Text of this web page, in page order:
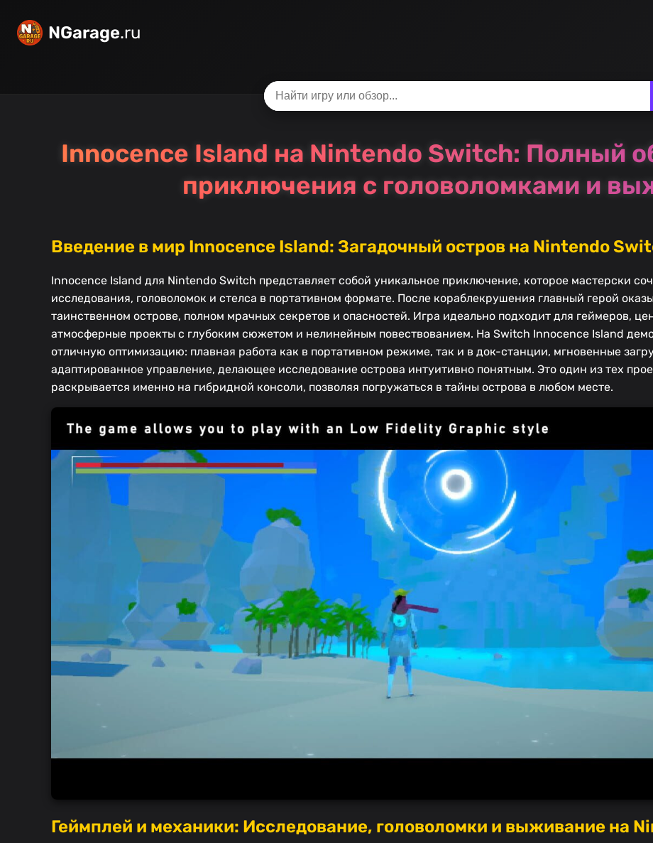
NGarage.ru
Innocence Island на Nintendo Switch: Полный
приключения с головоломками и
Введение в мир Innocence Island: Загадочный остров на Nintendo
Innocence Island для Nintendo Switch представляет собой уникальное приключение, которое мастерски
исследования, головоломок и стелса в портативном формате. После кораблекрушения главный герой
таинственном острове, полном мрачных секретов и опасностей. Игра идеально подходит для геймеров,
атмосферные проекты с глубоким сюжетом и нелинейным повествованием. На Switch Innocence Island
отличную оптимизацию: плавная работа как в портативном режиме, так и в док-станции, мгновенные
адаптированное управление, делающее исследование острова интуитивно понятным. Это один из тех
раскрывается именно на гибридной консоли, позволяя погружаться в тайны острова в любом месте.
Геймплей и механики: Исследование, головоломки и выживание на